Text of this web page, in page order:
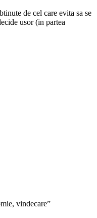
de cel care evita sa se
usor (in partea
vindecare”